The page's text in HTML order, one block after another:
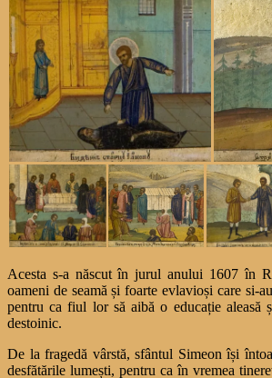
Acesta s-a născut în jurul anului 1607 în
oameni de seamă și foarte evlavioși care si-
pentru ca fiul lor să aibă o educație aleasă
destoinic.
De la fragedă vârstă, sfântul Simeon își
desfătările lumești, pentru ca în vremea